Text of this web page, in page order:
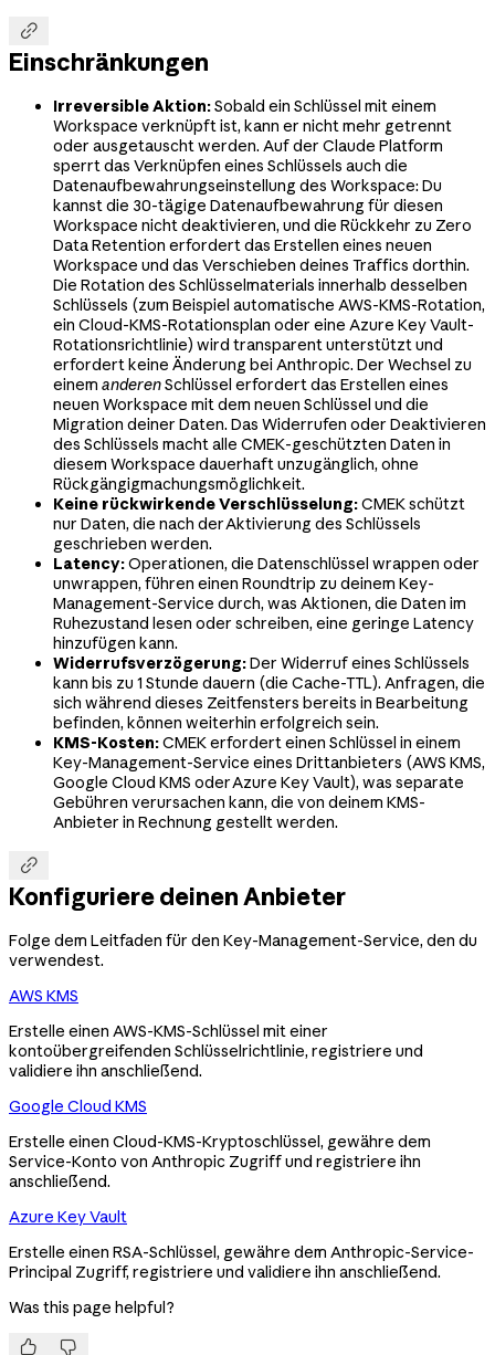

Einschränkungen
Irreversible Aktion:Sobald ein Schlüssel mit einem
Workspace verknüpft ist, kann er nicht mehr getrennt
oder ausgetauscht werden. Auf der Claude Platform
sperrt das Verknüpfen eines Schlüssels auch die
Datenaufbewahrungseinstellung des Workspace: Du
kannst die 30-tägige Datenaufbewahrung für diesen
Workspace nicht deaktivieren, und die Rückkehr zu Zero
Data Retention erfordert das Erstellen eines neuen
Workspace und das Verschieben deines Traffics dorthin.
Die Rotation des Schlüsselmaterials innerhalb desselben
Schlüssels (zum Beispiel automatische AWS-KMS-Rotation,
ein Cloud-KMS-Rotationsplan oder eine Azure Key Vault-
Rotationsrichtlinie) wird transparent unterstützt und
erfordert keine Änderung bei Anthropic. Der Wechsel zu
einem anderenSchlüssel erfordert das Erstellen eines
neuen Workspace mit dem neuen Schlüssel und die
Migration deiner Daten. Das Widerrufen oder Deaktivieren
des Schlüssels macht alle CMEK-geschützten Daten in
diesem Workspace dauerhaft unzugänglich, ohne
Rückgängigmachungsmöglichkeit.
Keine rückwirkende Verschlüsselung:CMEK schützt
nur Daten, die nach der Aktivierung des Schlüssels
geschrieben werden.
Latency:Operationen, die Datenschlüssel wrappen oder
unwrappen, führen einen Roundtrip zu deinem Key-
Management-Service durch, was Aktionen, die Daten im
Ruhezustand lesen oder schreiben, eine geringe Latency
hinzufügen kann.
Widerrufsverzögerung:Der Widerruf eines Schlüssels
kann bis zu 1 Stunde dauern (die Cache-TTL). Anfragen, die
sich während dieses Zeitfensters bereits in Bearbeitung
befinden, können weiterhin erfolgreich sein.
KMS-Kosten:CMEK erfordert einen Schlüssel in einem
Key-Management-Service eines Drittanbieters (AWS KMS,
Google Cloud KMS oder Azure Key Vault), was separate
Gebühren verursachen kann, die von deinem KMS-
Anbieter in Rechnung gestellt werden.

Konfiguriere deinen Anbieter
Folge dem Leitfaden für den Key-Management-Service, den du
verwendest.
AWS KMS
Erstelle einen AWS-KMS-Schlüssel mit einer
kontoübergreifenden Schlüsselrichtlinie, registriere und
validiere ihn anschließend.
Google Cloud KMS
Erstelle einen Cloud-KMS-Kryptoschlüssel, gewähre dem
Service-Konto von Anthropic Zugriff und registriere ihn
anschließend.
Azure Key Vault
Erstelle einen RSA-Schlüssel, gewähre dem Anthropic-Service-
Principal Zugriff, registriere und validiere ihn anschließend.
Was this page helpful?
 